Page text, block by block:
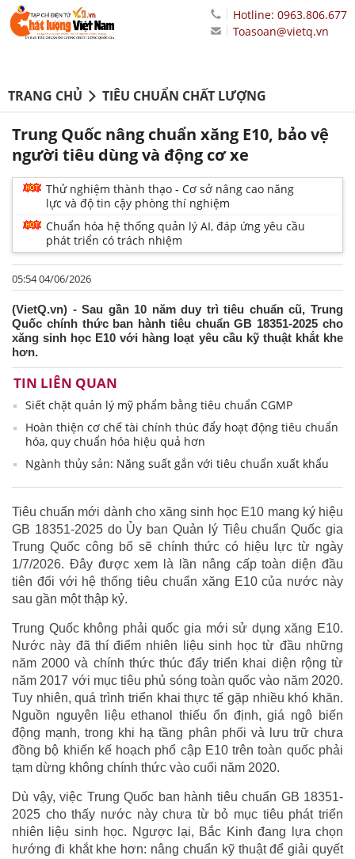
Hotline: 0963.806.677
Toasoan@vietq.vn
TRANG CHỦ TIÊU CHUẨN CHẤT LƯỢNG
Trung Quốc nâng chuẩn xăng E10, bảo vệ
người tiêu dùng và động cơ xe
Thử nghiệm thành thạo - Cơ sở nâng cao năng
lực và độ tin cậy phòng thí nghiệm
Chuẩn hóa hệ thống quản lý AI, đáp ứng yêu cầu
phát triển có trách nhiệm
05:54 04/06/2026
(VietQ.vn) - Sau gần 10 năm duy trì tiêu chuẩn cũ, Trung
Quốc chính thức ban hành tiêu chuẩn GB 18351-2025 cho
xăng sinh học E10 với hàng loạt yêu cầu kỹ thuật khắt khe
hơn.
TIN LIÊN QUAN
Siết chặt quản lý mỹ phẩm bằng tiêu chuẩn CGMP
Hoàn thiện cơ chế tài chính thúc đẩy hoạt động tiêu chuẩn
hóa, quy chuẩn hóa hiệu quả hơn
Ngành thủy sản: Năng suất gắn với tiêu chuẩn xuất khẩu
Tiêu chuẩn mới dành cho xăng sinh học E10 mang ký hiệu
GB 18351-2025 do Ủy ban Quản lý Tiêu chuẩn Quốc gia
Trung Quốc công bố sẽ chính thức có hiệu lực từ ngày
1/7/2026. Đây được xem là lần nâng cấp toàn diện đầu
tiên đối với hệ thống tiêu chuẩn xăng E10 của nước này
sau gần một thập kỷ.
Trung Quốc không phải quốc gia mới sử dụng xăng E10.
Nước này đã thí điểm nhiên liệu sinh học từ đầu những
năm 2000 và chính thức thúc đẩy triển khai diện rộng từ
năm 2017 với mục tiêu phủ sóng toàn quốc vào năm 2020.
Tuy nhiên, quá trình triển khai thực tế gặp nhiều khó khăn.
Nguồn nguyên liệu ethanol thiếu ổn định, giá ngô biến
động mạnh, trong khi hạ tầng phân phối và lưu trữ chưa
đồng bộ khiến kế hoạch phổ cập E10 trên toàn quốc phải
tạm dừng không chính thức vào cuối năm 2020.
Dù vậy, việc Trung Quốc ban hành tiêu chuẩn GB 18351-
2025 cho thấy nước này chưa từ bỏ mục tiêu phát triển
nhiên liệu sinh học. Ngược lại, Bắc Kinh đang lựa chọn
hướng đi khắt khe hơn: nâng chuẩn kỹ thuật để giải quyết